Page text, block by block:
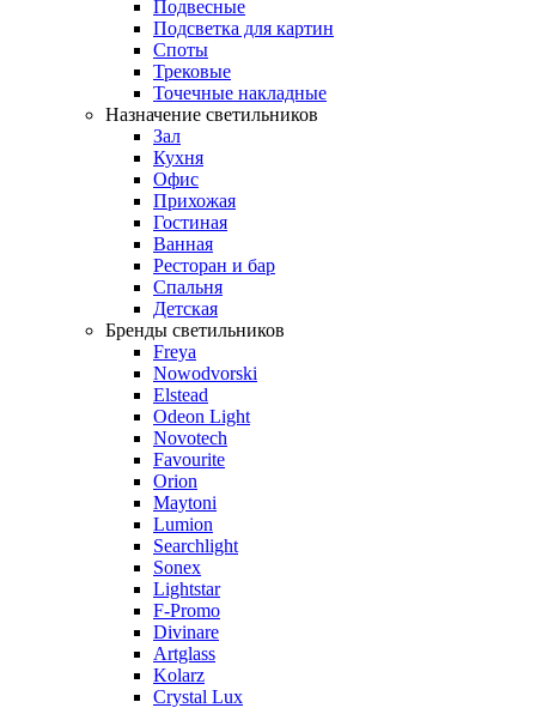
Подвесные
Подсветка для картин
Споты
Трековые
Точечные накладные
Назначение светильников
Зал
Кухня
Офис
Прихожая
Гостиная
Ванная
Ресторан и бар
Спальня
Детская
Бренды светильников
Freya
Nowodvorski
Elstead
Odeon Light
Novotech
Favourite
Orion
Maytoni
Lumion
Searchlight
Sonex
Lightstar
F-Promo
Divinare
Artglass
Kolarz
Crystal Lux